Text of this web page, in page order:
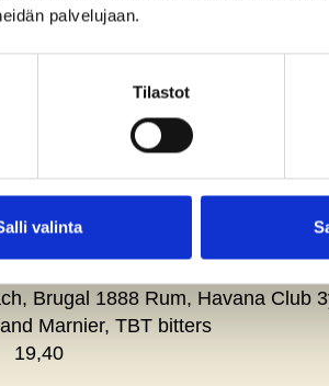
palvelujaan.
Tilastot
valinta
CUP
& FRESH
Tanqueray Gin, Fino Sherry,
Brugal 1888 Rum, Havana Club
Marnier, TBT bitters
19,40